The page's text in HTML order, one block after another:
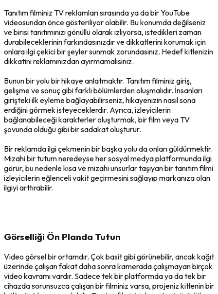
Tanıtım filminiz TV reklamları sırasında ya da bir YouTube
videosundan önce gösteriliyor olabilir. Bu konumda değilseniz
ve birisi tanıtımınızı gönüllü olarak izliyorsa, istedikleri zaman
durabileceklerinin farkındasınızdır ve dikkatlerini korumak için
onlara ilgi çekici bir şeyler sunmak zorundasınız. Hedef kitlenizin
dikkatini reklamınızdan ayırmamalısınız.
Bunun bir yolu bir hikaye anlatmaktır. Tanıtım filminiz giriş,
gelişme ve sonuç gibi farklı bölümlerden oluşmalıdır. İnsanları
girişteki ilk eyleme bağlayabilirseniz, hikayenizin nasıl sona
erdiğini görmek isteyeceklerdir. Ayrıca, izleyicilerin
bağlanabileceği karakterler oluşturmak, bir film veya TV
şovunda olduğu gibi bir sadakat oluşturur.
Bir reklamda ilgi çekmenin bir başka yolu da onları güldürmektir.
Mizahi bir tutum neredeyse her sosyal medya platformunda ilgi
görür, bu nedenle kısa ve mizahi unsurlar taşıyan bir tanıtım filmi
izleyicilerin eğlenceli vakit geçirmesini sağlayıp markanıza olan
ilgiyi arttırabilir.
Görselliği Ön Planda Tutun
Video görsel bir ortamdır. Çok basit gibi görünebilir, ancak kağıt
üzerinde çalışan fakat daha sonra kamerada çalışmayan birçok
video kavramı vardır. Sadece tek bir platformda ya da tek bir
cihazda sorunsuzca çalışan bir filminiz varsa, projeniz kitlenin bir